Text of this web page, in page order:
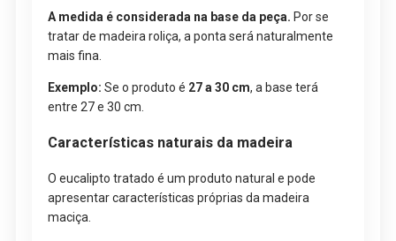
A medida é considerada na base da peça. Por se
tratar de madeira roliça, a ponta será naturalmente
mais fina.
Exemplo: Se o produto é 27 a 30 cm, a base terá
entre 27 e 30 cm.
Características naturais da madeira
O eucalipto tratado é um produto natural e pode
apresentar características próprias da madeira
maciça.